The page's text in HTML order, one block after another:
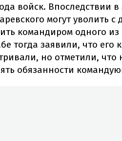
войск. Впоследствии
могут уволить
командиром одного
тогда заявили, что его
но отметили,
обязанности